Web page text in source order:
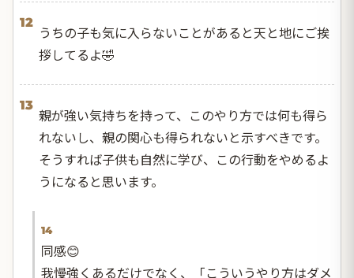
12
うちの子も気に入らないことがあると天と地にご挨
拶してるよ🤣
13
親が強い気持ちを持って、このやり方では何も得ら
れないし、親の関心も得られないと示すべきです。
そうすれば子供も自然に学び、この行動をやめるよ
うになると思います。
14
同感😊
我慢強くあるだけでなく、「こういうやり方はダメ